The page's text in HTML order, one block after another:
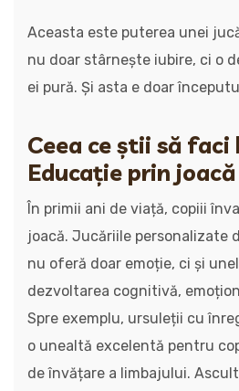
Aceasta este puterea unei
nu doar stârnește iubire, ci o
ei pură. Și asta e doar
Ceea ce știi să faci
Educație prin joacă
În primii ani de viață, copiii
joacă. Jucăriile personalizate
nu oferă doar emoție, ci și
dezvoltarea cognitivă,
Spre exemplu, ursuleții cu
o unealtă excelentă pentru
de învățare a limbajului.